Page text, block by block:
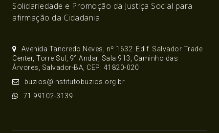
Solidariedade e Promoção da Justiça Social para
afirmação da Cidadania
Avenida Tancredo Neves, nº 1632. Edif. Salvador Trade
Center, Torre Sul, 9° Andar, Sala 913, Caminho das
Árvores, Salvador-BA, CEP: 41820-020
buzios@institutobuzios.org.br
71 99102-3139